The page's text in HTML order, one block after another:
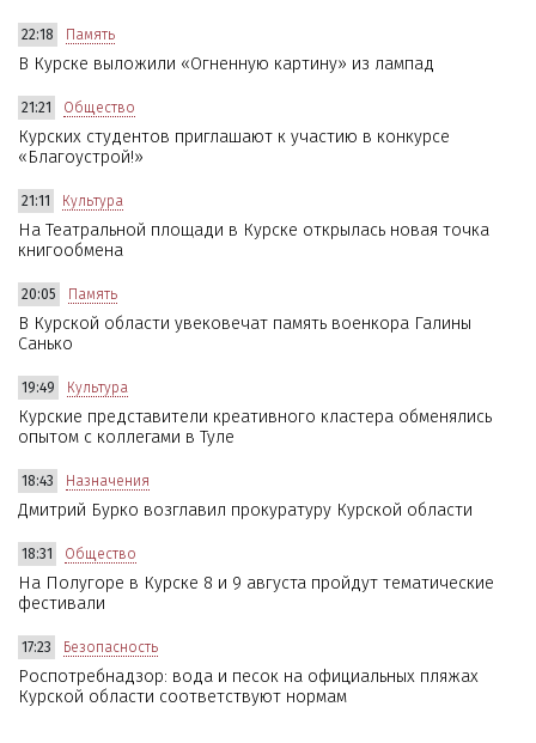
22:18 Память
В Курске выложили «Огненную картину» из лампад
21:21 Общество
Курских студентов приглашают к участию в конкурсе
«Благоустрой!»
21:11 Культура
На Театральной площади в Курске открылась новая точка
книгообмена
20:05 Память
В Курской области увековечат память военкора Галины
Санько
19:49 Культура
Курские представители креативного кластера обменялись
опытом с коллегами в Туле
18:43 Назначения
Дмитрий Бурко возглавил прокуратуру Курской области
18:31 Общество
На Полугоре в Курске 8 и 9 августа пройдут тематические
фестивали
17:23 Безопасность
Роспотребнадзор: вода и песок на официальных пляжах
Курской области соответствуют нормам